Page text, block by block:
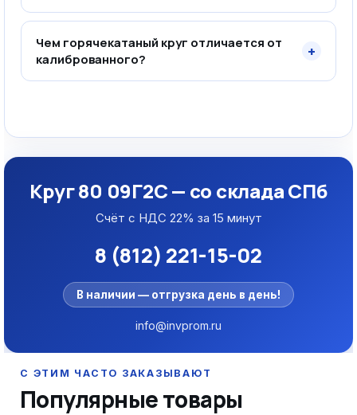
Чем горячекатаный круг отличается от
калиброванного?
+
Круг 80 09Г2С — со склада СПб
Счёт с НДС 22% за 15 минут
8 (812) 221-15-02
В наличии — отгрузка день в день!
info@invprom.ru
Популярные товары